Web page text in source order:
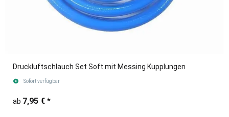
Druckluftschlauch Set Soft mit Messing Kupplungen
Sofort verfügbar
ab 7,95 € *